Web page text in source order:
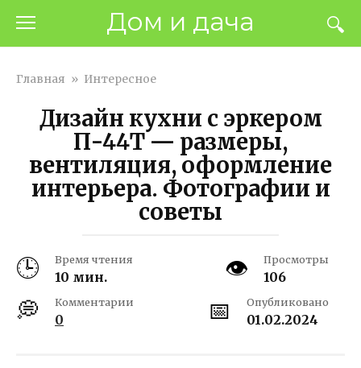
контенту
Дом и дача
Главная » Интересное
Дизайн кухни с эркером
П-44Т — размеры,
вентиляция, оформление
интерьера. Фотографии и
советы
Время чтения
10 мин.
Просмотры
106
Комментарии
0
Опубликовано
01.02.2024